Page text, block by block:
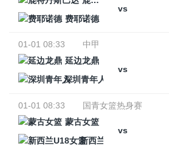
vs
费耶诺德
01-01 08:33
中甲
延边龙鼎
vs
深圳青年人
01-01 08:33
国青女篮热身赛
蒙古女篮
vs
新西兰U18女篮